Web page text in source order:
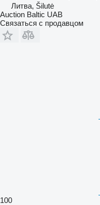
Литва, Šilutė
Auction Baltic UAB
Связаться с продавцом
100